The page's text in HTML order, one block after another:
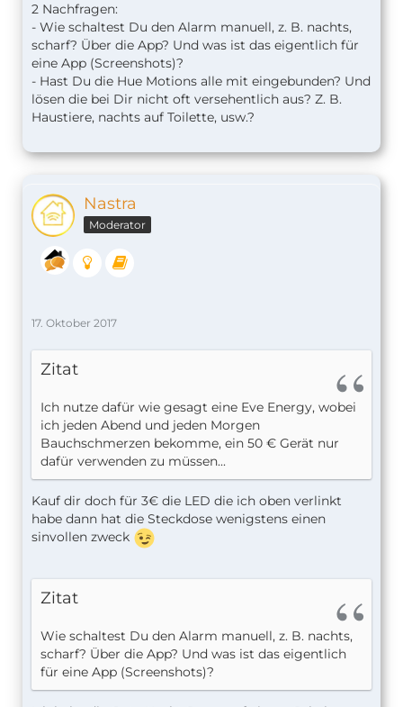
2 Nachfragen:
- Wie schaltest Du den Alarm manuell, z. B. nachts,
scharf? Über die App? Und was ist das eigentlich für
eine App (Screenshots)?
- Hast Du die Hue Motions alle mit eingebunden? Und
lösen die bei Dir nicht oft versehentlich aus? Z. B.
Haustiere, nachts auf Toilette, usw.?
Nastra
Moderator
17. Oktober 2017
Zitat
Ich nutze dafür wie gesagt eine Eve Energy, wobei
ich jeden Abend und jeden Morgen
Bauchschmerzen bekomme, ein 50 € Gerät nur
dafür verwenden zu müssen...
Kauf dir doch für 3€ die LED die ich oben verlinkt
habe dann hat die Steckdose wenigstens einen
sinvollen zweck
Zitat
Wie schaltest Du den Alarm manuell, z. B. nachts,
scharf? Über die App? Und was ist das eigentlich
für eine App (Screenshots)?